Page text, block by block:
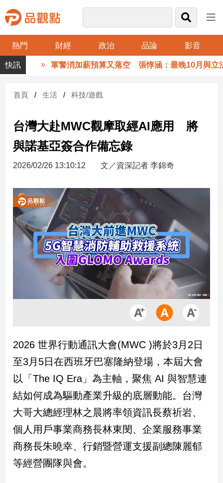
熱門 財經 政治 品論 影音
品
觀
財
台
財
新
產
經/
股
市
房
品
政
政
治
焦
觀
點
民
調
軍警消加薪預算又落空 張惇涵：最晚10月與立法院溝
首頁 生活 科技/遊戲
台灣大赴MWC觀摩取經AI應用 將
與諾基亞簽合作備忘錄
2026/02/26 13:10:12 文／資深記者 李錦奇
2026 世界行動通訊大會(MWC )將於3月2日
至3月5日在西班牙巴塞隆納登場，本屆大會
以「The IQ Era」為主軸，聚焦 AI 與智慧連
結如何成為驅動產業升級的底層動能。台灣
大哥大總經理林之晨將率領資訊長蔡祈岩、
個人用戶事業商務長林東閔、企業服務事業
商務長朱曉幸、行銷暨營運支援副總陳麗郁
等經營團隊與會。